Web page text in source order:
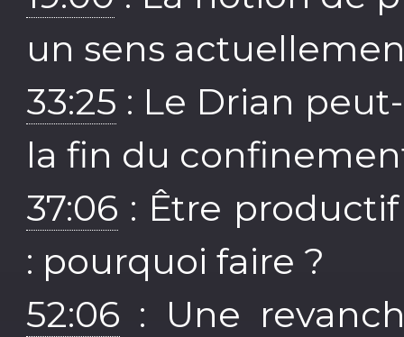
un sens
33:25 : Le Drian
la fin du
37:06 : Être
: pourquoi faire ?
52:06 : Une